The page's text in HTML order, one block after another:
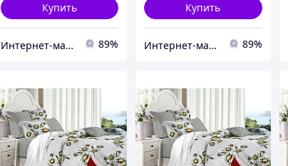
Купить
Интернет-магазин "ЮСОН" 89%
Купить
Интернет-магазин "ЮСОН" 89%